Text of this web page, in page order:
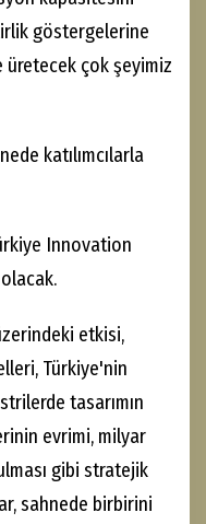
göstergelerine
üretecek çok şeyimiz
katılımcılarla
Innovation
etkisi,
Türkiye'nin
tasarımın
evrimi, milyar
gibi stratejik
sahnede birbirini